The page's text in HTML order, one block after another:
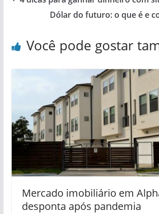
Dólar do futuro: o que é e
Você pode gostar
Mercado imobiliário em
desponta após pandemia